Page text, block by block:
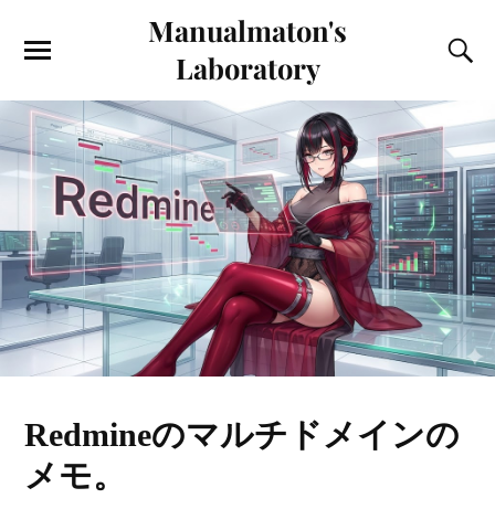
Manualmaton's
Laboratory
Redmineのマルチドメインの
メモ。